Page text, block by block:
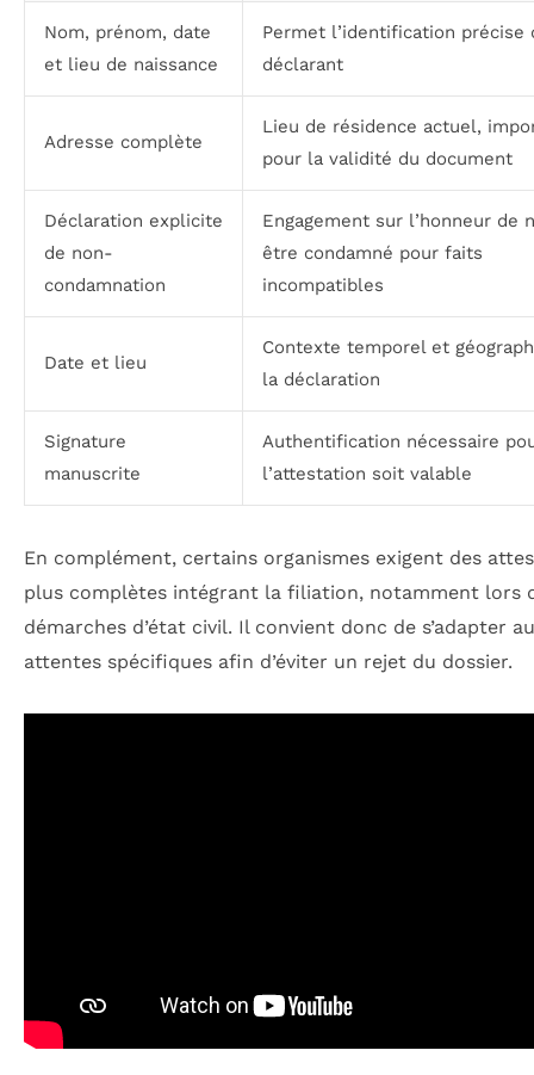
Nom, prénom, date
et lieu de naissance
Permet l’identification précise
déclarant
Adresse complète
Lieu de résidence actuel,
pour la validité du document
Déclaration explicite
de non-
condamnation
Engagement sur l’honneur de
être condamné pour faits
incompatibles
Date et lieu
Contexte temporel et
la déclaration
Signature
manuscrite
Authentification nécessaire
l’attestation soit valable
En complément, certains organismes exigent des
plus complètes intégrant la filiation, notamment lors
démarches d’état civil. Il convient donc de s’adapter
attentes spécifiques afin d’éviter un rejet du dossier.